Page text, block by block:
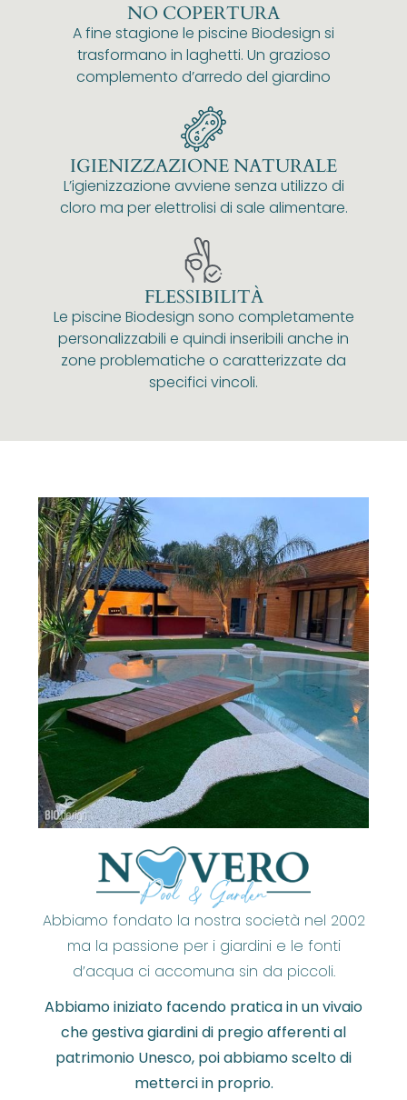
NO COPERTURA
A fine stagione le piscine Biodesign si
trasformano in laghetti. Un grazioso
complemento d’arredo del giardino
IGIENIZZAZIONE NATURALE
L’igienizzazione avviene senza utilizzo di
cloro ma per elettrolisi di sale alimentare.
FLESSIBILITÀ
Le piscine Biodesign sono completamente
personalizzabili e quindi inseribili anche in
zone problematiche o caratterizzate da
specifici vincoli.
Abbiamo fondato la nostra società nel 2002
ma la passione per i giardini e le fonti
d’acqua ci accomuna sin da piccoli.
Abbiamo iniziato facendo pratica in un vivaio
che gestiva giardini di pregio afferenti al
patrimonio Unesco, poi abbiamo scelto di
metterci in proprio.